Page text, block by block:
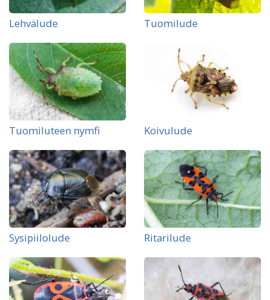
Lehvälude Tuomilude
Tuomiluteen nymfi Koivulude
Sysipiilolude Ritarilude